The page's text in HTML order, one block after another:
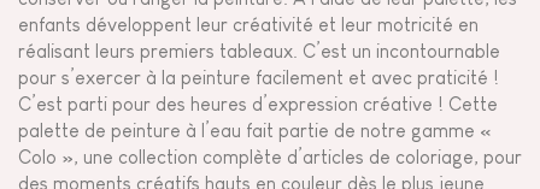
enfants développent leur créativité et leur motricité en
réalisant leurs premiers tableaux. C’est un incontournable
pour s’exercer à la peinture facilement et avec praticité !
C’est parti pour des heures d’expression créative ! Cette
palette de peinture à l’eau fait partie de notre gamme «
Colo », une collection complète d’articles de coloriage, pour
des moments créatifs hauts en couleur dès le plus jeune